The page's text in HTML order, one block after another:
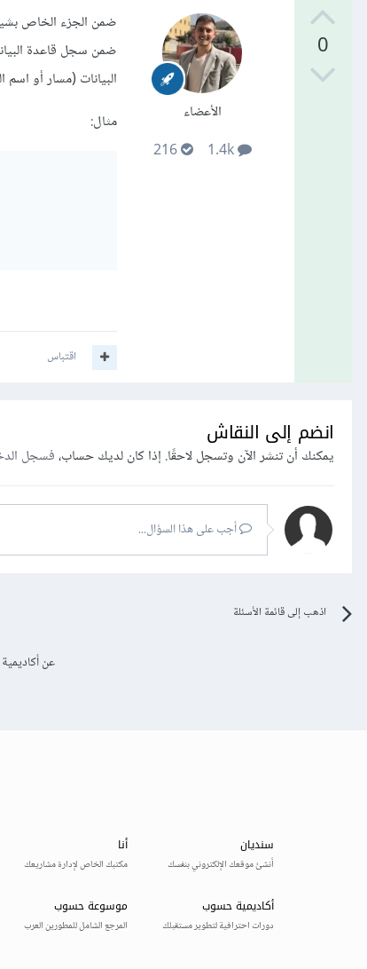
0
الأعضاء
1.4k
216
البيانات (مسار أو اسم
مثال:
اقتباس
انضم إلى النقاش
يمكنك أن تنشر الآن وتسجل لاحقًا. إذا كان لديك حساب،فسجل
أجب على هذا السؤال...
اذهب إلى قائمة الأسئلة
عن